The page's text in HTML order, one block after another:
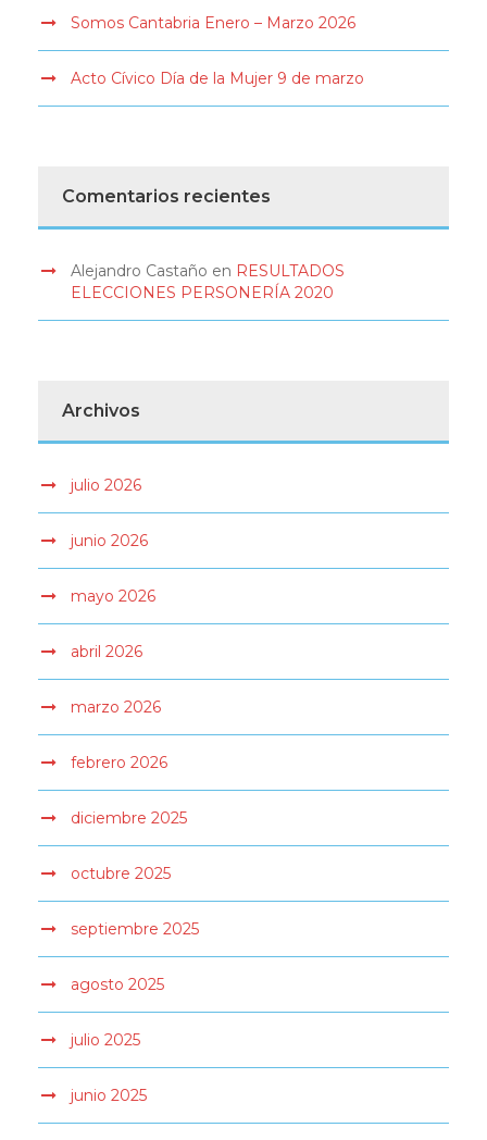
Somos Cantabria Enero – Marzo 2026
Acto Cívico Día de la Mujer 9 de marzo
Comentarios recientes
Alejandro Castaño en RESULTADOS
ELECCIONES PERSONERÍA 2020
Archivos
julio 2026
junio 2026
mayo 2026
abril 2026
marzo 2026
febrero 2026
diciembre 2025
octubre 2025
septiembre 2025
agosto 2025
julio 2025
junio 2025